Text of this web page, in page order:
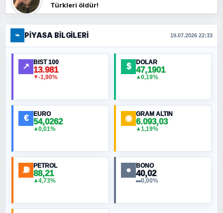
Türkleri öldür!
FERHAT BÜYÜKKALKAN
Ankara Zirvesi: NATO Toplantısı mı, Yeni
Ortadoğu Haritasının Provası mı?
MURAT ÖZKAN
NURETTIN BÖLÜK
⌁ PIYASA BILGILERI 19.07.2026 22:33
↗ BIST 100
13.981
▼-1,90%
$ DOLAR
47,1901
▲0,19%
€ EURO
54,0262
▲0,01%
◉ GRAM ALTIN
6.093,03
▲1,19%
⛽ PETROL
88,21
▲4,73%
● BONO
40,02
▬0,00%